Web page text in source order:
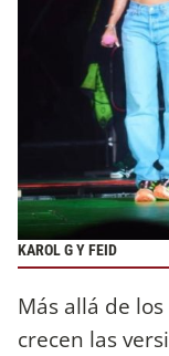
KAROL G Y FEID
Más allá de
crecen las